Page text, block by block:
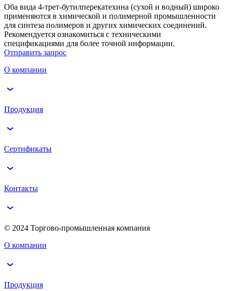
Оба вида 4-трет-бутилперекатехина (сухой и водный) широко
применяются в химической и полимерной промышленности
для синтеза полимеров и других химических соединений.
Рекомендуется ознакомиться с техническими
спецификациями для более точной информации.
Отправить запрос
О компании
Продукция
Сертификаты
Контакты
© 2024 Торгово-промышленная компания
О компании
Продукция